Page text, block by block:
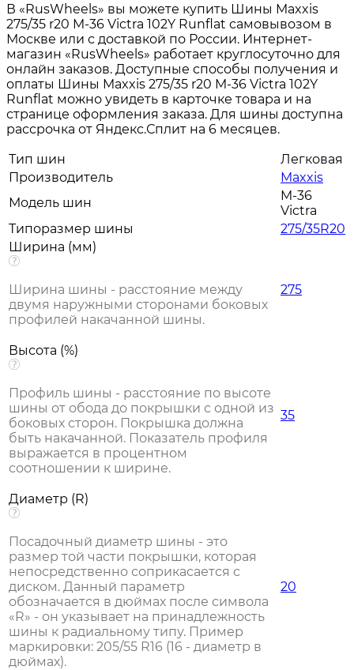
В «RusWheels» вы можете купить Шины Maxxis
275/35 r20 M-36 Victra 102Y Runflat самовывозом в
Москве или с доставкой по России. Интернет-
магазин «RusWheels» работает круглосуточно для
онлайн заказов. Доступные способы получения и
оплаты Шины Maxxis 275/35 r20 M-36 Victra 102Y
Runflat можно увидеть в карточке товара и на
странице оформления заказа. Для шины доступна
рассрочка от Яндекс.Сплит на 6 месяцев.
Тип шин
Легковая
Производитель
Maxxis
Модель шин
M-36
Victra
Типоразмер шины
275/35R20
Ширина (мм)
Ширина шины - расстояние между
двумя наружными сторонами боковых
профилей накачанной шины.
275
Высота (%)
Профиль шины - расстояние по высоте
шины от обода до покрышки с одной из
боковых сторон. Покрышка должна
быть накачанной. Показатель профиля
выражается в процентном
соотношении к ширине.
35
Диаметр (R)
Посадочный диаметр шины - это
размер той части покрышки, которая
непосредственно соприкасается с
диском. Данный параметр
обозначается в дюймах после символа
«R» - он указывает на принадлежность
шины к радиальному типу. Пример
маркировки: 205/55 R16 (16 - диаметр в
дюймах).
20